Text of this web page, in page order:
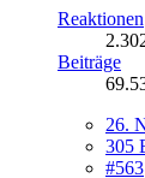
Reaktionen
Beiträge
26.
305
#563